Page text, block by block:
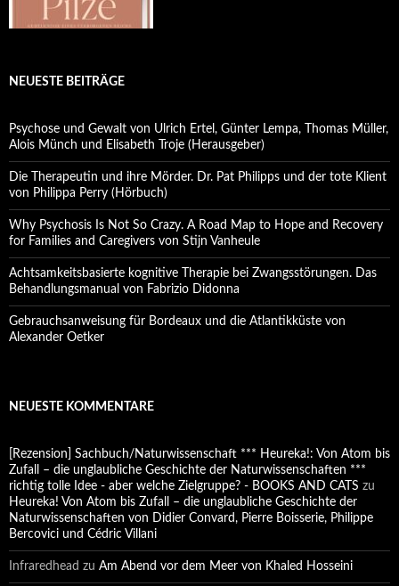
NEUESTE BEITRÄGE
Psychose und Gewalt von Ulrich Ertel, Günter Lempa, Thomas Müller,
Alois Münch und Elisabeth Troje (Herausgeber)
Die Therapeutin und ihre Mörder. Dr. Pat Philipps und der tote Klient
von Philippa Perry (Hörbuch)
Why Psychosis Is Not So Crazy. A Road Map to Hope and Recovery
for Families and Caregivers von Stijn Vanheule
Achtsamkeitsbasierte kognitive Therapie bei Zwangsstörungen. Das
Behandlungsmanual von Fabrizio Didonna
Gebrauchsanweisung für Bordeaux und die Atlantikküste von
Alexander Oetker
NEUESTE KOMMENTARE
[Rezension] Sachbuch/Naturwissenschaft *** Heureka!: Von Atom bis
Zufall – die unglaubliche Geschichte der Naturwissenschaften ***
richtig tolle Idee - aber welche Zielgruppe? - BOOKS AND CATS zu
Heureka! Von Atom bis Zufall – die unglaubliche Geschichte der
Naturwissenschaften von Didier Convard, Pierre Boisserie, Philippe
Bercovici und Cédric Villani
Infraredhead zu Am Abend vor dem Meer von Khaled Hosseini